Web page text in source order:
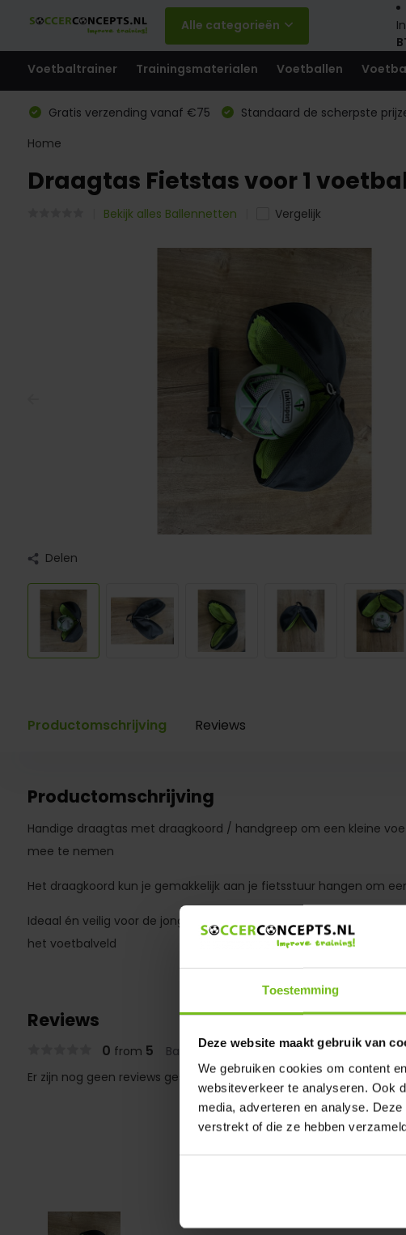
Toestemming
Deze website maakt gebruik van
We gebruiken cookies om content
websiteverkeer te analyseren. Ook
media, adverteren en analyse.
verstrekt of die ze hebben
Alle categorieën
Voetbaltrainer Trainingsmaterialen Voetballen
Gratis verzending vanaf €75 Standaard de scherpste
Home
Draagtas Fietstas voor 1
Bekijk alles Ballennetten Vergelijk
Delen
Productomschrijving Reviews
Productomschrijving
Handige draagtas met draagkoord / handgreep om een kleine
mee te nemen
Het draagkoord kun je gemakkelijk aan je fietsstuur hangen om
Ideaal én veilig voor de jonge voetballiefhebber welke graag zijn
het voetbalveld
Reviews
0 from 5 Based on 0 reviews
Er zijn nog geen reviews geschreven over dit product..